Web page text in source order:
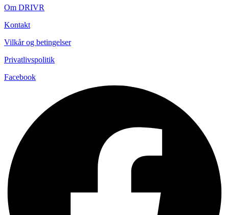
Om DRIVR
Kontakt
Vilkår og betingelser
Privatlivspolitik
Facebook